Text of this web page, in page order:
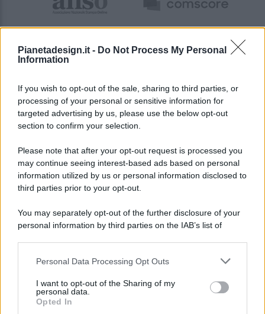
Pianetadesign.it - Do Not Process My Personal
Information
If you wish to opt-out of the sale, sharing to third parties, or
processing of your personal or sensitive information for
targeted advertising by us, please use the below opt-out
section to confirm your selection.
Please note that after your opt-out request is processed you
may continue seeing interest-based ads based on personal
information utilized by us or personal information disclosed to
third parties prior to your opt-out.
You may separately opt-out of the further disclosure of your
personal information by third parties on the IAB’s list of
This information may also be disclosed by us to third parties
disclose it to other third parties.
Personal Data Processing Opt Outs
I want to opt-out of the Sharing of my
personal data.
Opted In
© 2026 - Pianeta Design - P.IVA 04827280654 - Testata
Registrata Al Tribunale Di Nocera Inferiore N. 8/2020 - RG N.
ISCRIZIONE AL ROC N. 35792 – ISCRITTA ALL’ANSO
(ASSOCIAZIONE NAZIONALE STAMPA ONLINE)
PREFERENZE PRIVACY